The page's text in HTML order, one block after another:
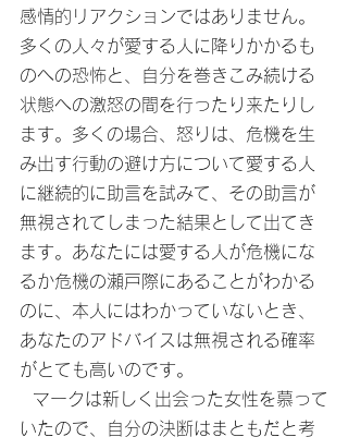
感情的リアクションではありません。
多くの人々が愛する人に降りかかるも
のへの恐怖と、自分を巻きこみ続ける
状態への激怒の間を行ったり来たりし
ます。多くの場合、怒りは、危機を生
み出す行動の避け方について愛する人
に継続的に助言を試みて、その助言が
無視されてしまった結果として出てき
ます。あなたには愛する人が危機にな
るか危機の瀬戸際にあることがわかる
のに、本人にはわかっていないとき、
あなたのアドバイスは無視される確率
がとても高いのです。
いたので、自分の決断はまともだと考